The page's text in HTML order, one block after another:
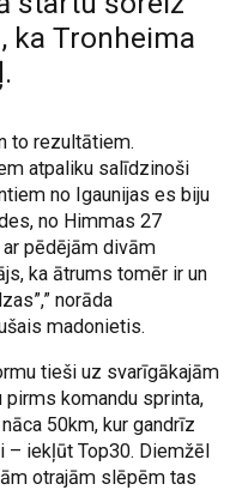
ka Tronheima
to rezultātiem.
atpaliku salīdzinoši
no Igaunijas es biju
no Himmas 27
pēdējām divām
ka ātrums tomēr ir un
norāda
madonietis.
tieši uz svarīgākajām
komandu sprinta,
50km, kur gandrīz
iekļūt Top30. Diemžēl
otrajām slēpēm tas